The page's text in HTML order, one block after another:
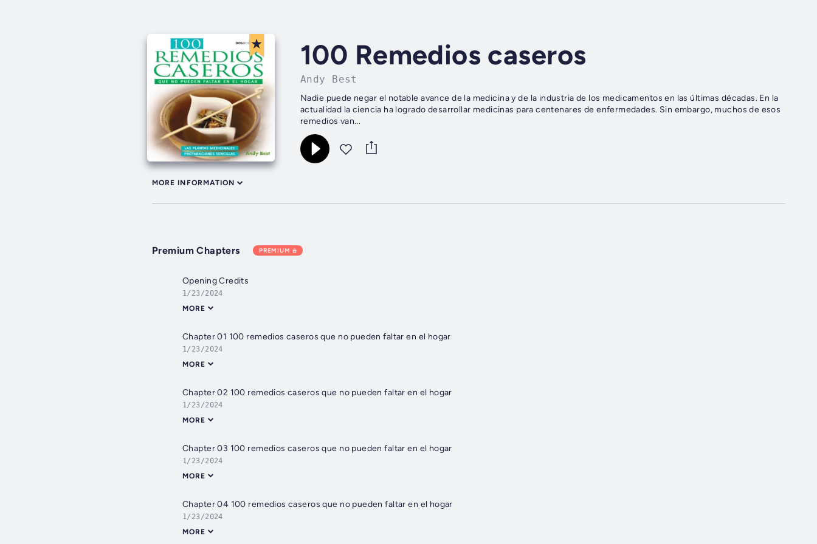
100 Remedios caseros
Andy Best
Nadie puede negar el notable avance de la medicina y de la industria de los medicamentos en las últimas décadas. En la
actualidad la ciencia ha logrado desarrollar medicinas para centenares de enfermedades. Sin embargo, muchos de esos
remedios van...
MORE INFORMATION
Premium Chapters PREMIUM
Opening Credits
1/23/2024
MORE
Chapter 01 100 remedios caseros que no pueden faltar en el hogar
1/23/2024
MORE
Chapter 02 100 remedios caseros que no pueden faltar en el hogar
1/23/2024
MORE
Chapter 03 100 remedios caseros que no pueden faltar en el hogar
1/23/2024
MORE
Chapter 04 100 remedios caseros que no pueden faltar en el hogar
1/23/2024
MORE